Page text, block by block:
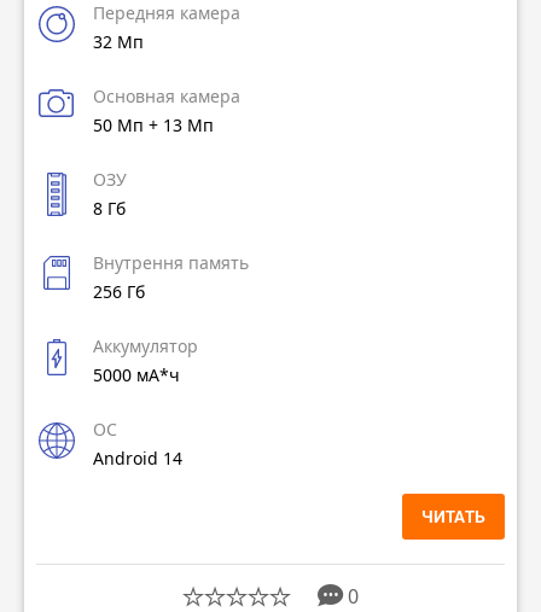
Передняя камера
32 Мп
Основная камера
50 Мп + 13 Мп
ОЗУ
8 Гб
Внутрення память
256 Гб
Аккумулятор
5000 мА*ч
ОС
Android 14
ЧИТАТЬ
0